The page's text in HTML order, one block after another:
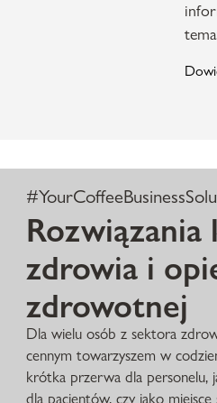
zdrowia i
zdrowotnej
Dla wielu osób z sektora
cennym towarzyszem w
krótka przerwa dla personelu,
dla pacjentów, czy jako